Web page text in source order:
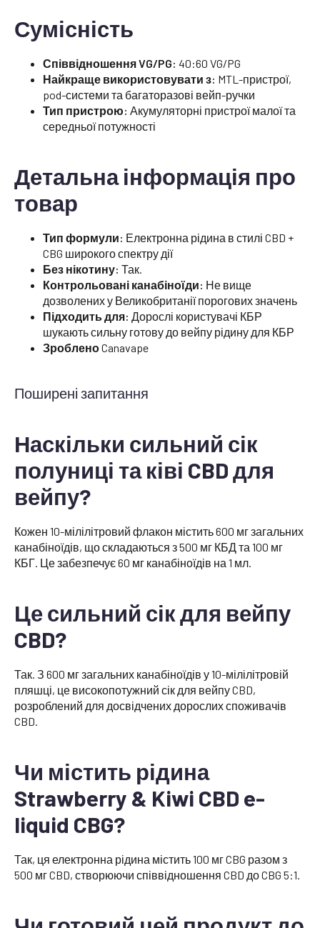
Сумісність
Співвідношення VG/PG: 40:60 VG/PG
Найкраще використовувати з: MTL-пристрої,
pod-системи та багаторазові вейп-ручки
Тип пристрою: Акумуляторні пристрої малої та
середньої потужності
Детальна інформація про
товар
Тип формули: Електронна рідина в стилі CBD +
CBG широкого спектру дії
Без нікотину: Так.
Контрольовані канабіноїди: Не вище
дозволених у Великобританії порогових значень
Підходить для: Дорослі користувачі КБР
шукають сильну готову до вейпу рідину для КБР
ЗробленоCanavape
Поширені запитання
Наскільки сильний сік
полуниці та ківі CBD для
вейпу?
Кожен 10-мілілітровий флакон містить 600 мг загальних
канабіноїдів, що складаються з 500 мг КБД та 100 мг
КБГ. Це забезпечує 60 мг канабіноїдів на 1 мл.
Це сильний сік для вейпу
CBD?
Так. З 600 мг загальних канабіноїдів у 10-мілілітровій
пляшці, це високопотужний сік для вейпу CBD,
розроблений для досвідчених дорослих споживачів
CBD.
Чи містить рідина
Strawberry & Kiwi CBD e-
liquid CBG?
Так, ця електронна рідина містить 100 мг CBG разом з
500 мг CBD, створюючи співвідношення CBD до CBG 5:1.